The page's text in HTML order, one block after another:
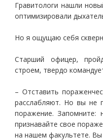
Гравитологи нашли
оптимизировали
Но я ощущаю себя
Старший офицер,
строем, твердо
– Отставить
расслабляют. Но вы не
поражение. Запомните:
признавайте свое
на нашем факультете.